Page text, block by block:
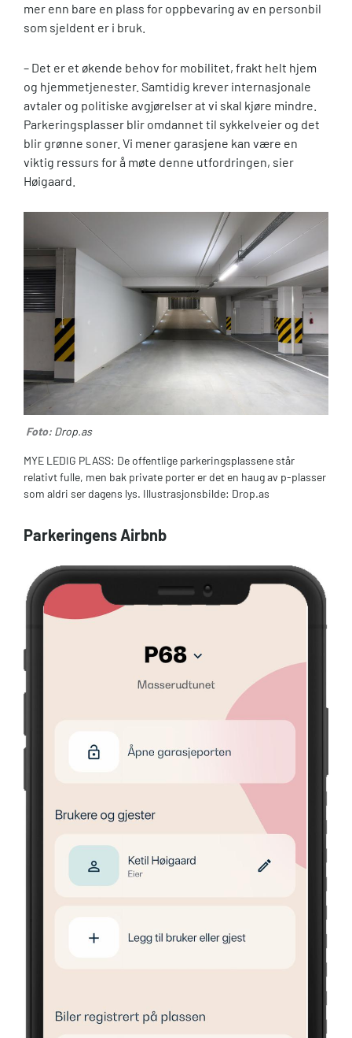
mer enn bare en plass for oppbevaring av en personbil
som sjeldent er i bruk.
– Det er et økende behov for mobilitet, frakt helt hjem
og hjemmetjenester. Samtidig krever internasjonale
avtaler og politiske avgjørelser at vi skal kjøre mindre.
Parkeringsplasser blir omdannet til sykkelveier og det
blir grønne soner. Vi mener garasjene kan være en
viktig ressurs for å møte denne utfordringen, sier
Høigaard.
Foto: Drop.as
MYE LEDIG PLASS: De offentlige parkeringsplassene står
relativt fulle, men bak private porter er det en haug av p-plasser
som aldri ser dagens lys. Illustrasjonsbilde: Drop.as
Parkeringens Airbnb